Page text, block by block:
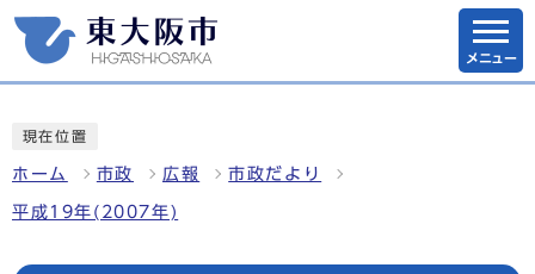
メニュー
現在位置
ホーム 市政 広報 市政だより
平成19年(2007年)